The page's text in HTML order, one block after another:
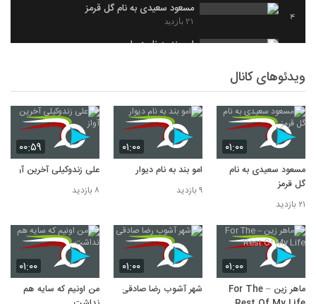
4
مسعود سعیدی به نام گل قرمز
۲۱ بازدید
امو بند به نام دیوار
۸ بازدید
ویدئوهای کانال
۰۱:۰۰
مسعود سعیدی به نام
گل قرمز
۲۱ بازدید
۰۱:۰۰
امو بند به نام دیوار
۹ بازدید
۰۰:۵۹
علی زندوکیلی آخرین آواز
۸ بازدید
۰۱:۰۰
ماهر زین – For The
۰۱:۰۰
شهر آشوب رضا صادقی
۰۱:۰۰
من اونیم که سایه هم